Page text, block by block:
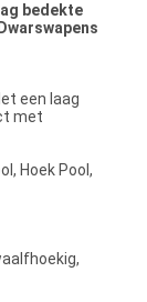
bedekte
een laag
met
Hoek Pool,